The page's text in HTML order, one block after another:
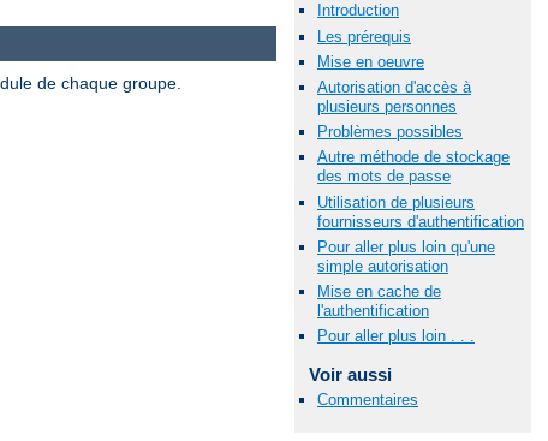
Introduction
Les prérequis
Mise en oeuvre
Autorisation d'accès à
plusieurs personnes
Problèmes possibles
Autre méthode de stockage
des mots de passe
Utilisation de plusieurs
fournisseurs d'authentification
Pour aller plus loin qu'une
simple autorisation
Mise en cache de
l'authentification
Pour aller plus loin . . .
Voir aussi
Commentaires
de chaque groupe.